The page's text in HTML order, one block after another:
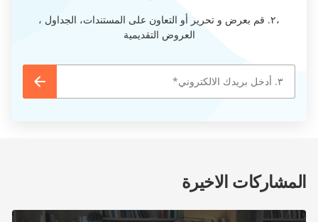
،٢. قم بعرض و تحرير أو التعاون على المستندات، الجداول ،
العروض التقديمية
المشاركات الاخيرة